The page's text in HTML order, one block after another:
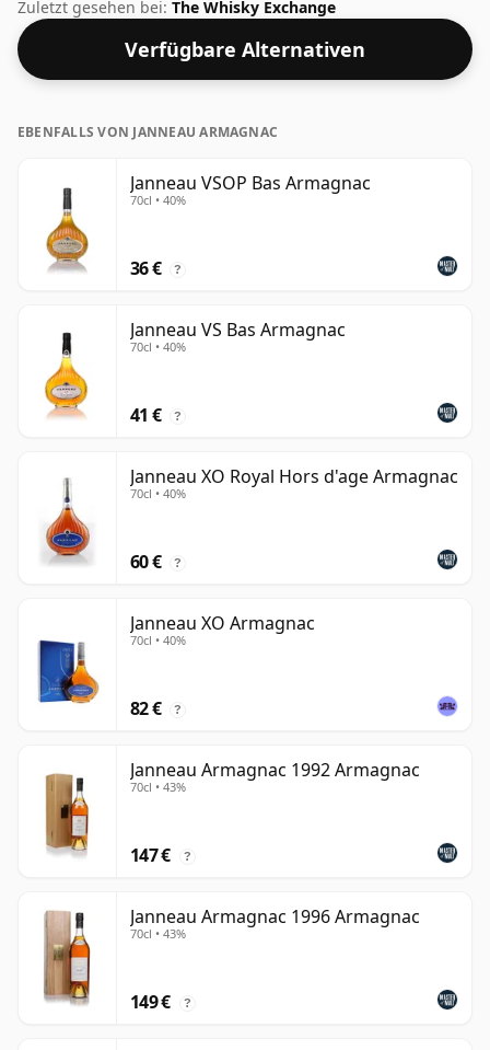
Zuletzt gesehen bei: The Whisky Exchange
Verfügbare Alternativen
EBENFALLS VON JANNEAU ARMAGNAC
Janneau VSOP Bas Armagnac
70cl • 40%
36 € ?
Janneau VS Bas Armagnac
70cl • 40%
41 € ?
Janneau XO Royal Hors d'age Armagnac
70cl • 40%
60 € ?
Janneau XO Armagnac
70cl • 40%
82 € ?
Janneau Armagnac 1992 Armagnac
70cl • 43%
147 € ?
Janneau Armagnac 1996 Armagnac
70cl • 43%
149 € ?